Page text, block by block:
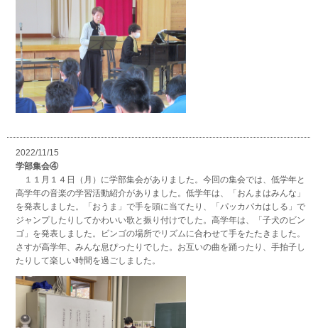
2022/11/15
学部集会④
１１月１４日（月）に学部集会がありました。今回の集会では、低学年と
高学年の音楽の学習活動紹介がありました。低学年は、「おんまはみんな」
を発表しました。「おうま」で手を頭に当てたり、「パッカパカはしる」で
ジャンプしたりしてかわいい歌と振り付けでした。高学年は、「子犬のビン
ゴ」を発表しました。ビンゴの場所でリズムに合わせて手をたたきました。
さすが高学年、みんな息ぴったりでした。お互いの曲を踊ったり、手拍子し
たりして楽しい時間を過ごしました。